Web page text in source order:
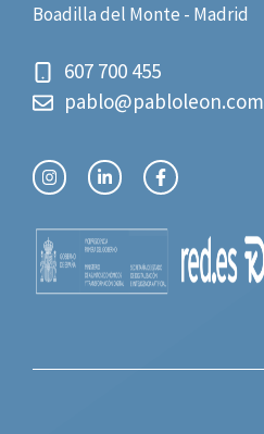
Boadilla del Monte - Madrid
607 700 455
pablo@pabloleon.com